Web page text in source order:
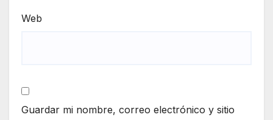
Web
Guardar mi nombre, correo electrónico y sitio